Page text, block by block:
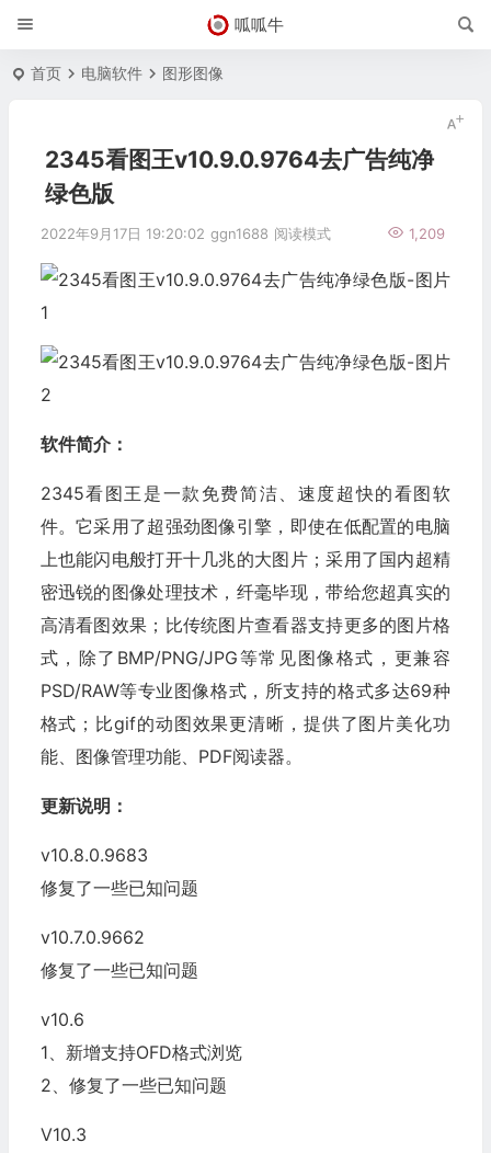
呱呱牛
首页 电脑软件 图形图像
2345看图王v10.9.0.9764去广告纯净
绿色版
2022年9月17日 19:20:02 ggn1688 1,209
阅读模式
软件简介：
2345看图王是一款免费简洁、速度超快的看图软
件。它采用了超强劲图像引擎，即使在低配置的电脑
上也能闪电般打开十几兆的大图片；采用了国内超精
密迅锐的图像处理技术，纤毫毕现，带给您超真实的
高清看图效果；比传统图片查看器支持更多的图片格
式，除了BMP/PNG/JPG等常见图像格式，更兼容
PSD/RAW等专业图像格式，所支持的格式多达69种
格式；比gif的动图效果更清晰，提供了图片美化功
能、图像管理功能、PDF阅读器。
更新说明：
v10.8.0.9683
修复了一些已知问题
v10.7.0.9662
修复了一些已知问题
v10.6
1、新增支持OFD格式浏览
2、修复了一些已知问题
V10.3